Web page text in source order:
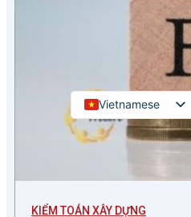
Kiểm toán
Vietnamese
English
Japanese
Chinese
KIỂM TOÁN XÂY DỰNG